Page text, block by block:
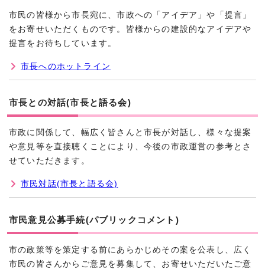
市民の皆様から市長宛に、市政への「アイデア」や「提言」
をお寄せいただくものです。皆様からの建設的なアイデアや
提言をお待ちしています。
市長へのホットライン
市長との対話(市長と語る会)
市政に関係して、幅広く皆さんと市長が対話し、様々な提案
や意見等を直接聴くことにより、今後の市政運営の参考とさ
せていただきます。
市民対話(市長と語る会)
市民意見公募手続(パブリックコメント)
市の政策等を策定する前にあらかじめその案を公表し、広く
市民の皆さんからご意見を募集して、お寄せいただいたご意